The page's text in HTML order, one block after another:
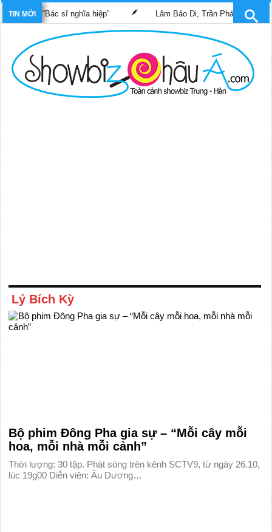
TIN MỚI“Bác sĩ nghĩa hiệp” Lâm Bảo Di, Trần Pháp Dung tái
Lý Bích Kỳ
Bộ phim Đông Pha gia sự – “Mỗi cây mỗi
hoa, mỗi nhà mỗi cảnh”
Thời lượng: 30 tập. Phát sóng trên kênh SCTV9, từ ngày 26.10,
lúc 19g00 Diễn viên: Âu Dương…